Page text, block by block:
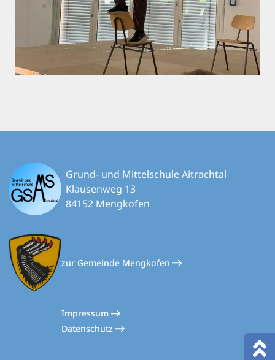
Grund- und Mittelschule Aitrachtal
Klausenweg 13
84152 Mengkofen
zur Gemeinde Mengkofen
Impressum
Datenschutz